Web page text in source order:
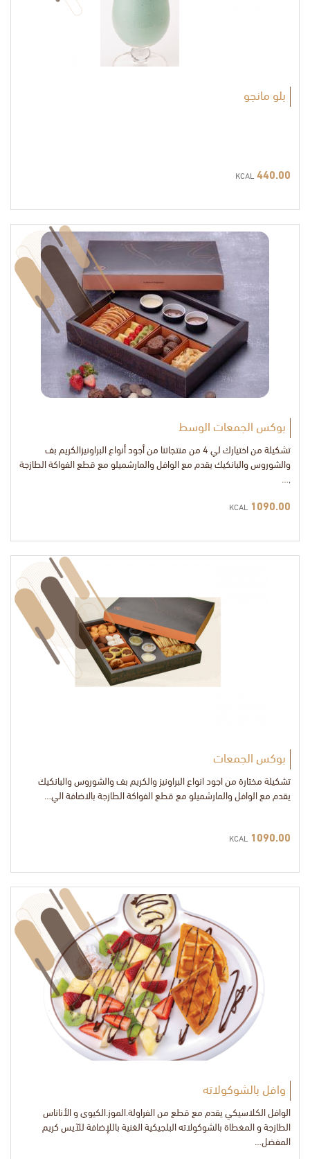
بلو مانجو
440.00
KCAL
بوكس الجمعات الوسط
تشكيلة من اختيارك لي 4 من منتجاتنا من أجود أنواع البراونيزالكريم بف
والشوروس والبانكيك يقدم مع الوافل والمارشميلو مع قطع الفواكة الطازجة
1090.00
KCAL
بوكس الجمعات
تشكيلة مختارة من اجود انواع البراونيز والكريم بف والشوروس والبانكيك
يقدم مع الوافل والمارشميلو مع قطع الفواكة الطازجة بالاضافة الي…
1090.00
KCAL
وافل بالشوكولاته
الوافل الكلاسيكي يقدم مع قطع من الفراولة.الموز.الكيوي و الأناناس
الطازجة و المغطاة بالشوكولاته البلجيكية الغنية باللإضافة للآيس كريم
المفضل…